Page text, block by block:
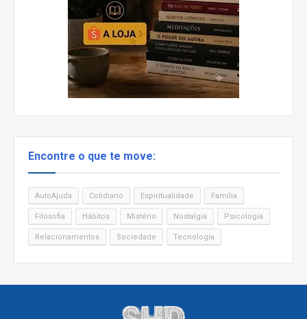
Encontre o que te move:
AutoAjuda Cotidiano Espiritualidade Família
Filosofia Hábitos Mistério Nostalgia Psicologia
Relacionamentos Sociedade Tecnologia